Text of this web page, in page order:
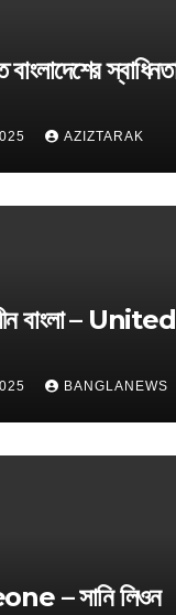
AZIZTARAK
বাংলা – United
BANGLANEWS
– সানি লিওন